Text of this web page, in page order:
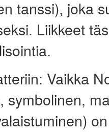
tanssi), joka
Liikkeet
Vaikka
symbolinen,